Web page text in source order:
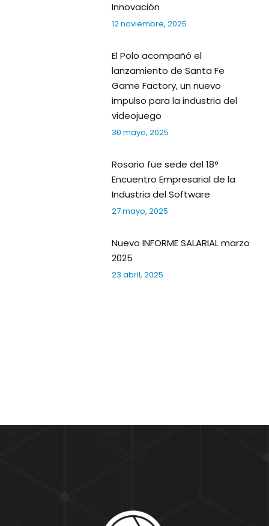
Innovación
12 noviembre, 2025
El Polo acompañó el
lanzamiento de Santa Fe
Game Factory, un nuevo
impulso para la industria del
videojuego
30 mayo, 2025
Rosario fue sede del 18°
Encuentro Empresarial de la
Industria del Software
27 mayo, 2025
Nuevo INFORME SALARIAL marzo
2025
23 abril, 2025